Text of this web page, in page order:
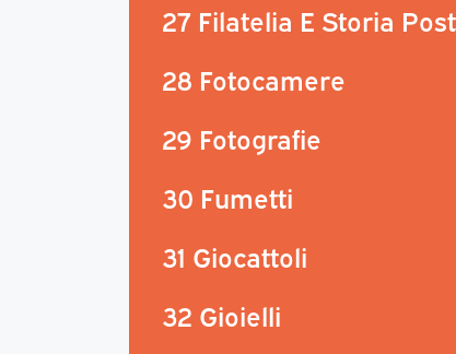
27 Filatelia E Storia
28 Fotocamere
29 Fotografie
30 Fumetti
31 Giocattoli
32 Gioielli